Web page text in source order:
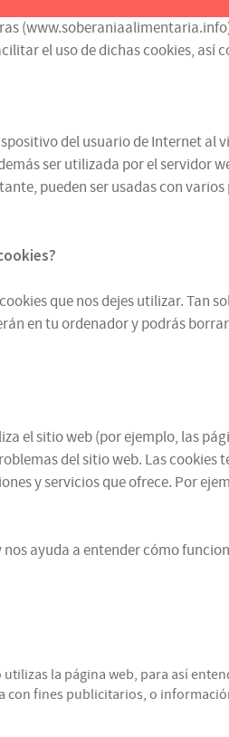
el uso de dichas cookies, así
del usuario de Internet
ser utilizada por el servidor
pueden ser usadas con
?
que nos dejes utilizar. Tan
en tu ordenador y podrás
el sitio web (por ejemplo, las
del sitio web. Las
y servicios que ofrece. Por
ayuda a entender cómo
la página web, para así
fines publicitarios, o